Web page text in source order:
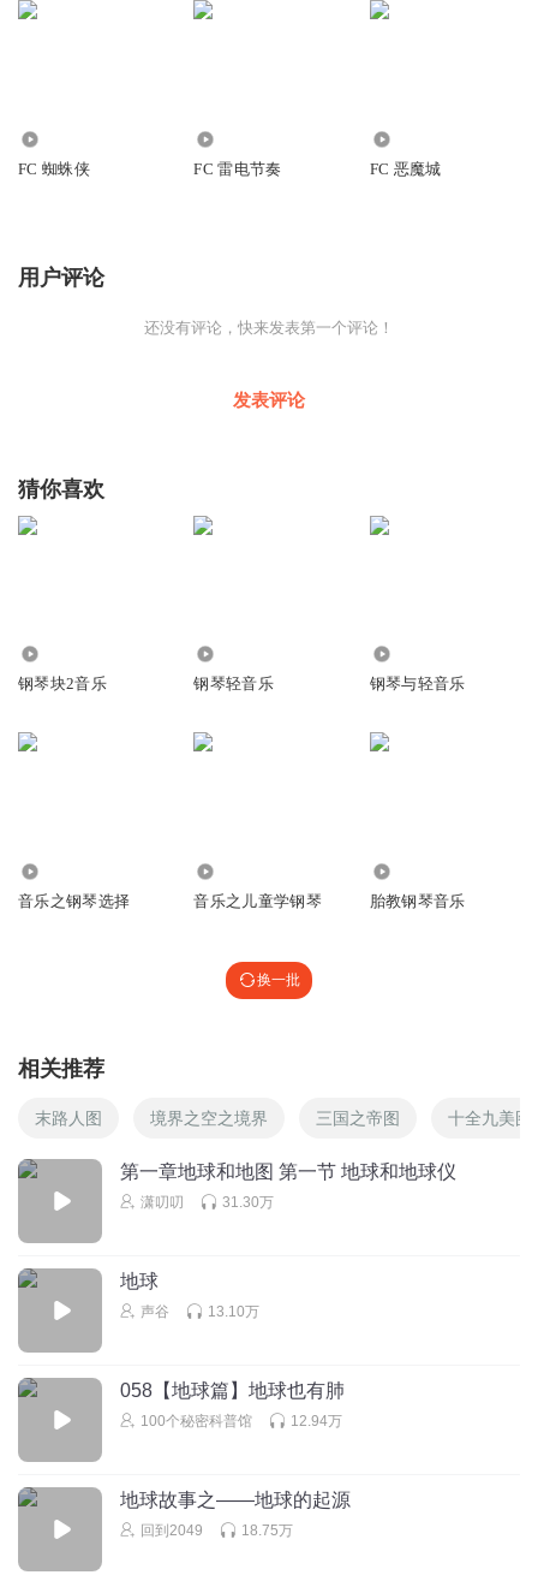
FC 蜘蛛侠 FC 雷电节奏 FC 恶魔城
用户评论
还没有评论，快来发表第一个评论！
发表评论
猜你喜欢
钢琴块2音乐 钢琴轻音乐 钢琴与轻音乐
音乐之钢琴选择 音乐之儿童学钢琴 胎教钢琴音乐
换一批
相关推荐
末路人图 境界之空之境界 三国之帝图 十全九美图
第一章地球和地图 第一节 地球和地球仪
潇叨叨 31.30万
地球
声谷 13.10万
058【地球篇】地球也有肺
100个秘密科普馆 12.94万
地球故事之——地球的起源
回到2049 18.75万